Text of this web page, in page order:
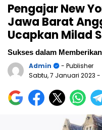
Pengajar New
Jawa Barat
Ucapkan Milad
Sukses dalam
Admin
- Publisher
Sabtu, 7 Januari 2023 -